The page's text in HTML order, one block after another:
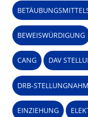
BEWEISWÜRDIGUNG
CANG DAV
DRB-
EINZIEHUNG